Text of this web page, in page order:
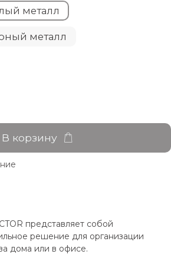
металл
металл
В корзину
представляет собой
решение для организации
дома или в офисе.